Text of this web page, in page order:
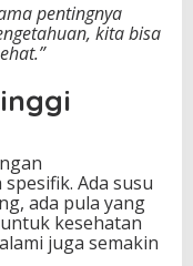
pentingnya
kita bisa
Ada susu
ada pula yang
kesehatan
juga semakin